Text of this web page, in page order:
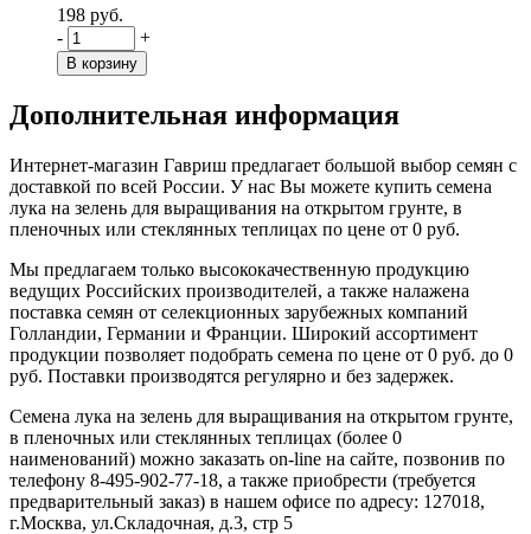
198 руб.
-
+
Дополнительная информация
Интернет-магазин Гавриш предлагает большой выбор семян с
доставкой по всей России. У нас Вы можете купить семена
лука на зелень для выращивания на открытом грунте, в
пленочных или стеклянных теплицах по цене от 0 руб.
Мы предлагаем только высококачественную продукцию
ведущих Российских производителей, а также налажена
поставка семян от селекционных зарубежных компаний
Голландии, Германии и Франции. Широкий ассортимент
продукции позволяет подобрать семена по цене от 0 руб. до 0
руб. Поставки производятся регулярно и без задержек.
Семена лука на зелень для выращивания на открытом грунте,
в пленочных или стеклянных теплицах (более 0
наименований) можно заказать on-line на сайте, позвонив по
телефону 8-495-902-77-18, а также приобрести (требуется
предварительный заказ) в нашем офисе по адресу: 127018,
г.Москва, ул.Складочная, д.3, стр 5